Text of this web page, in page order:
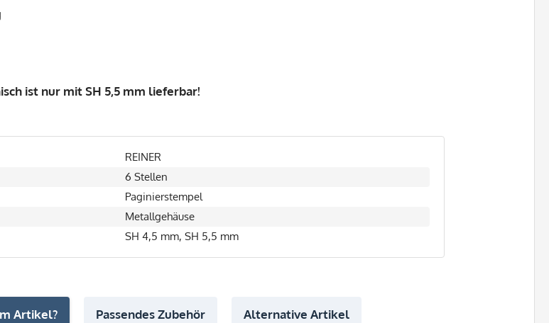
ist nur mit SH 5,5 mm lieferbar!
REINER
6 Stellen
Paginierstempel
Metallgehäuse
SH 4,5 mm, SH 5,5 mm
Artikel? Passendes Zubehör Alternative Artikel